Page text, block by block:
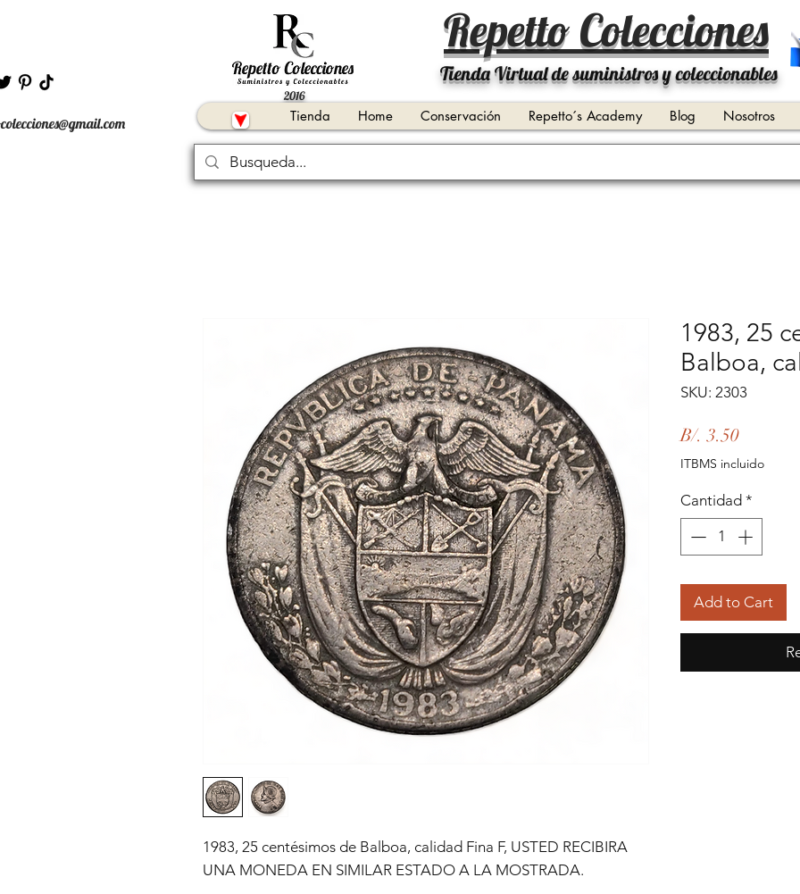
2016
Repetto Colecciones
Tienda Virtual de suministros y coleccionables
Tienda Home Conservación Repetto´s Academy Blog Nosotros
1983, 25 centésimos de Balboa, calidad Fina F, USTED RECIBIRA
UNA MONEDA EN SIMILAR ESTADO A LA MOSTRADA.
1983, 25
Balboa,
SKU: 2303
B/. 3.50Precio
ITBMS incluido
Cantidad *
Add to Cart